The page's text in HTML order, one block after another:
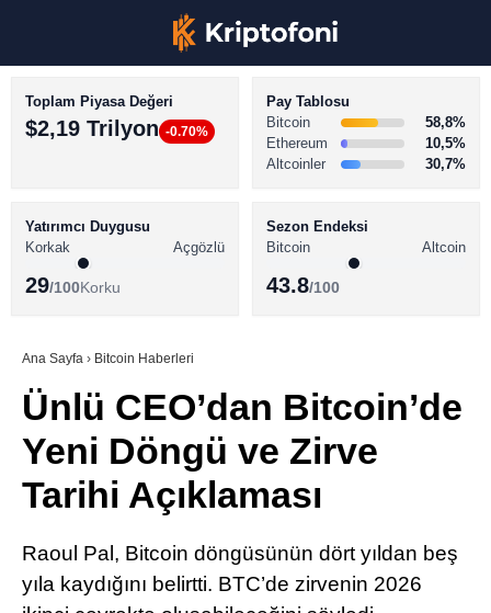
Youtube
TikTok
LinkedIn
BİTCOİN HABERLERİ
ALTCOİN HABERLERİ
SÖZLÜK
Toplam Piyasa Değeri
$2,19 Trilyon -0.70%
Pay Tablosu
Bitcoin
58,8%
Ethereum
10,5%
Altcoinler
30,7%
Yatırımcı Duygusu
Korkak
Açgözlü
29/100Korku
Sezon Endeksi
Bitcoin
Altcoin
43.8/100
Ana Sayfa › Bitcoin Haberleri
Ünlü CEO’dan Bitcoin’de
Yeni Döngü ve Zirve
Tarihi Açıklaması
Raoul Pal, Bitcoin döngüsünün dört yıldan beş
yıla kaydığını belirtti. BTC’de zirvenin 2026